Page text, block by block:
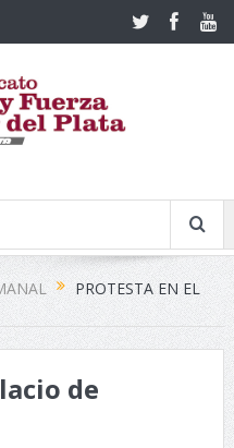
PROTESTA EN EL
de